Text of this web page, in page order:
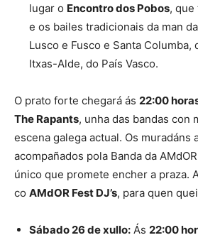
lugar o Encontro dos Pobos, que
e os bailes tradicionais da man
Lusco e Fusco e Santa Columba,
Itxas-Alde, do País Vasco.
O prato forte chegará ás 22:00
The Rapants, unha das bandas con
escena galega actual. Os muradáns
acompañados pola Banda da
único que promete encher a praza.
co AMdOR Fest DJ’s, para quen
Sábado 26 de xullo: Ás 22:00